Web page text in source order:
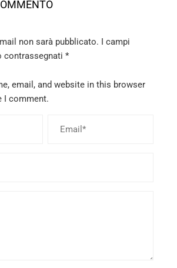
non sarà pubblicato. I campi
contrassegnati *
email, and website in this browser
I comment.